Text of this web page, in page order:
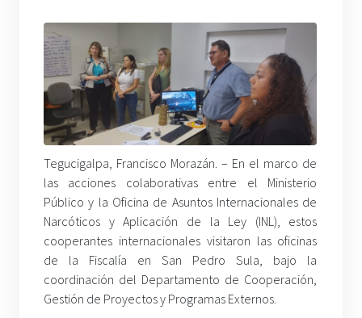
Tegucigalpa, Francisco Morazán. – En el marco de
las acciones colaborativas entre el Ministerio
Público y la Oficina de Asuntos Internacionales de
Narcóticos y Aplicación de la Ley (INL), estos
cooperantes internacionales visitaron las oficinas
de la Fiscalía en San Pedro Sula, bajo la
coordinación del Departamento de Cooperación,
Gestión de Proyectos y Programas Externos.